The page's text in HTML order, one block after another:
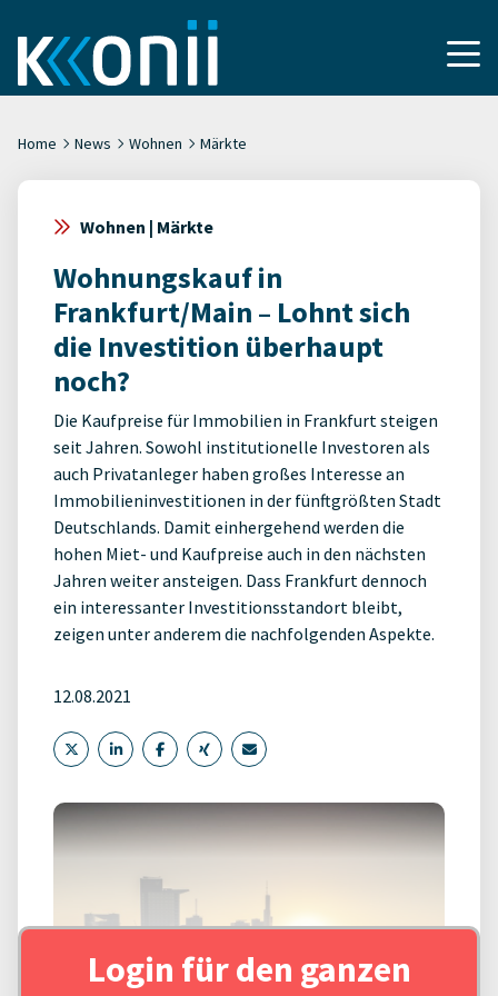
Home News Wohnen Märkte
Wohnen | Märkte
Wohnungskauf in
Frankfurt/Main – Lohnt sich
die Investition überhaupt
noch?
Die Kaufpreise für Immobilien in Frankfurt steigen
seit Jahren. Sowohl institutionelle Investoren als
auch Privatanleger haben großes Interesse an
Immobilieninvestitionen in der fünftgrößten Stadt
Deutschlands. Damit einhergehend werden die
hohen Miet- und Kaufpreise auch in den nächsten
Jahren weiter ansteigen. Dass Frankfurt dennoch
ein interessanter Investitionsstandort bleibt,
zeigen unter anderem die nachfolgenden Aspekte.
12.08.2021
Login für den ganzen